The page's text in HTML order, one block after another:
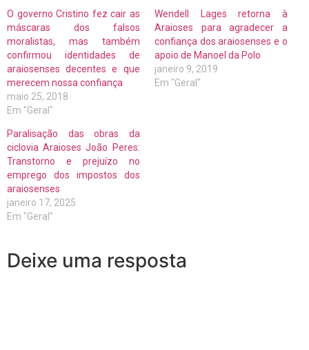
O governo Cristino fez cair as
máscaras dos falsos
moralistas, mas também
confirmou identidades de
araiosenses decentes e que
merecem nossa confiança
maio 25, 2018
Em "Geral"
Wendell Lages retorna à
Araioses para agradecer a
confiança dos araiosenses e o
apoio de Manoel da Polo
janeiro 9, 2019
Em "Geral"
Paralisação das obras da
ciclovia Araioses João Peres:
Transtorno e prejuízo no
emprego dos impostos dos
araiosenses
janeiro 17, 2025
Em "Geral"
Deixe uma resposta